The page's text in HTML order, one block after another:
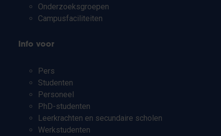
Onderzoeksgroepen
Campusfaciliteiten
Info voor
Pers
Studenten
Personeel
PhD-studenten
Leerkrachten en secundaire scholen
Werkstudenten